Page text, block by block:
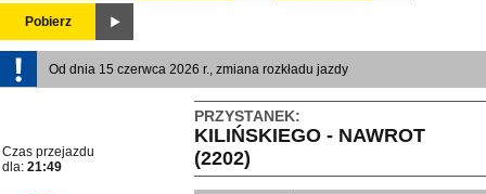
Pobierz
Od dnia 15 czerwca 2026 r., zmiana rozkładu jazdy
PRZYSTANEK:
KILIŃSKIEGO - NAWROT
(2202)
Czas przejazdu
dla: 21:49